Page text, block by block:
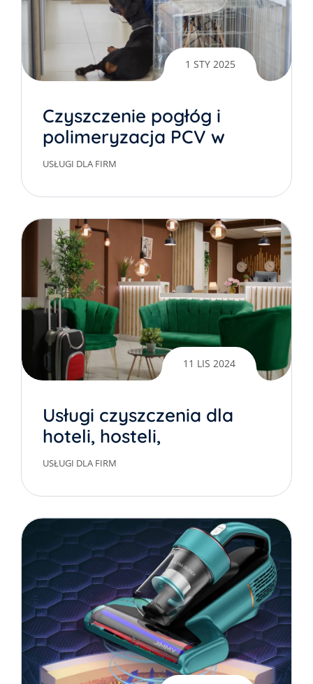
1 STY 2025
Czyszczenie pogłóg i
polimeryzacja PCV w
klinikach weterenaryjnych
USŁUGI DLA FIRM
11 LIS 2024
Usługi czyszczenia dla
hoteli, hosteli,
pensjonatów
USŁUGI DLA FIRM